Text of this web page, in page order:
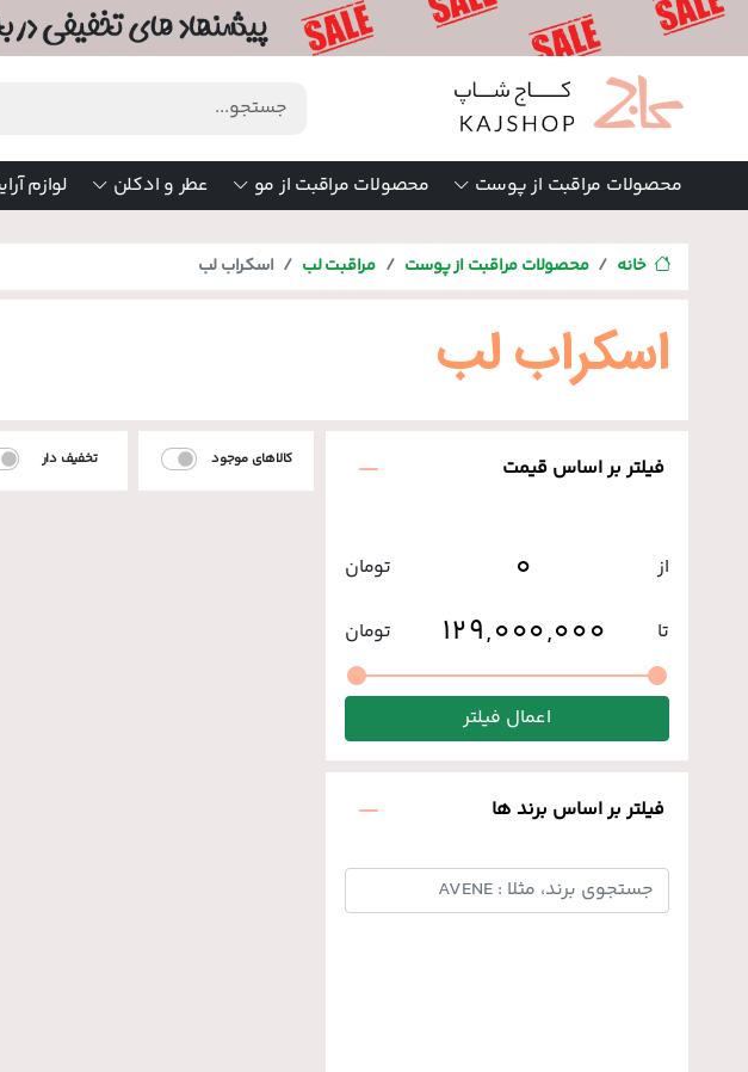
محصولات مراقبت از پوست محصولات مراقبت از مو عطر و ادکلن لوازم
خانه محصولات مراقبت از پوست مراقبت لب اسکراب لب
اسکراب لب
فیلتر بر اساس قیمت
از تومان
تا تومان
اعمال فیلتر
فیلتر بر اساس برند ها
کالاهای موجود تخفیف دار